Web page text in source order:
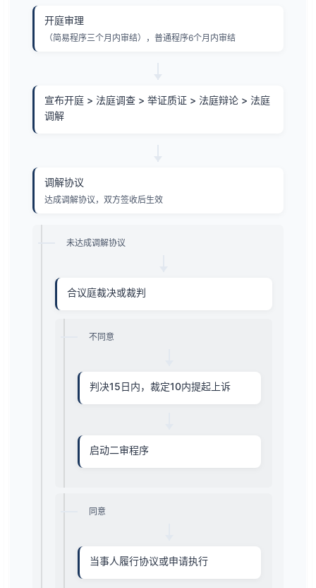
开庭审理
（简易程序三个月内审结），普通程序6个月内审结
宣布开庭 > 法庭调查 > 举证质证 > 法庭辩论 > 法庭
调解
调解协议
达成调解协议，双方签收后生效
未达成调解协议
合议庭裁决或裁判
不同意
判决15日内，裁定10内提起上诉
启动二审程序
同意
当事人履行协议或申请执行